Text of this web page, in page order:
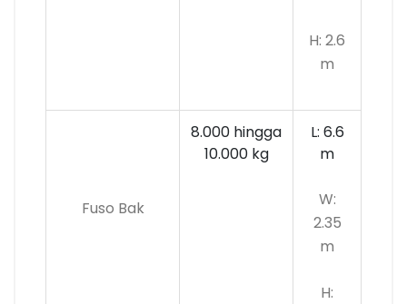
H: 2.6
m
Fuso Bak
8.000 hingga
10.000kg
L: 6.6
m
W:
2.35
m
H: